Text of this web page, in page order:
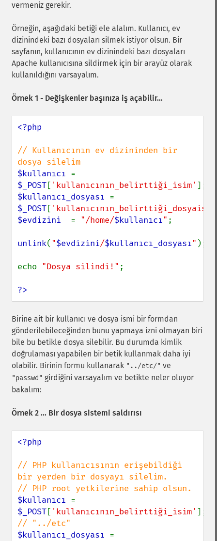
vermeniz gerekir.
Örneğin, aşağıdaki betiği ele alalım. Kullanıcı, ev
dizinindeki bazı dosyaları silmek istiyor olsun. Bir
sayfanın, kullanıcının ev dizinindeki bazı dosyaları
Apache kullanıcısına sildirmek için bir arayüz olarak
kullanıldığını varsayalım.
Örnek 1 - Değişkenler başınıza iş açabilir...
<?php
// Kullanıcının ev dizininden bir
$kullanıcı
$_POST[ 'kullanıcının_belirttiği_isim'
$kullanıcı_dosyası
$_POST[
$evdizini = "/home/$kullanıcı" ;
unlink( "$evdizini/$kullanıcı_dosyası" );
echo "Dosya silindi!" ;
?>
Birine ait bir kullanıcı ve dosya ismi bir formdan
gönderilebileceğinden bunu yapmaya izni olmayan biri
bile bu betikle dosya silebilir. Bu durumda kimlik
doğrulaması yapabilen bir betik kullanmak daha iyi
olabilir. Birinin formu kullanarak "../etc/" ve
"passwd" girdiğini varsayalım ve betikte neler oluyor
bakalım:
Örnek 2 ... Bir dosya sistemi saldırısı
<?php
// PHP kullanıcısının erişebildiği
bir yerden bir dosyayı silelim.
$kullanıcı
$_POST[ 'kullanıcının_belirttiği_isim'
$kullanıcı_dosyası